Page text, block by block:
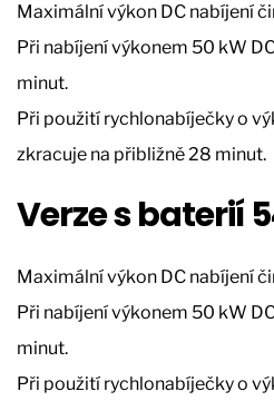
Maximální výkon DC nabíjení
Při nabíjení výkonem 50 kW
minut.
Při použití rychlonabíječky o
zkracuje na přibližně 28 minut.
Verze s baterií
Maximální výkon DC nabíjení
Při nabíjení výkonem 50 kW
minut.
Při použití rychlonabíječky o